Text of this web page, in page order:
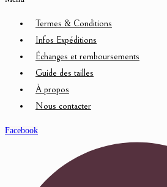
Termes & Conditions
Infos Expéditions
Échanges et remboursements
Guide des tailles
À propos
Nous contacter
Facebook